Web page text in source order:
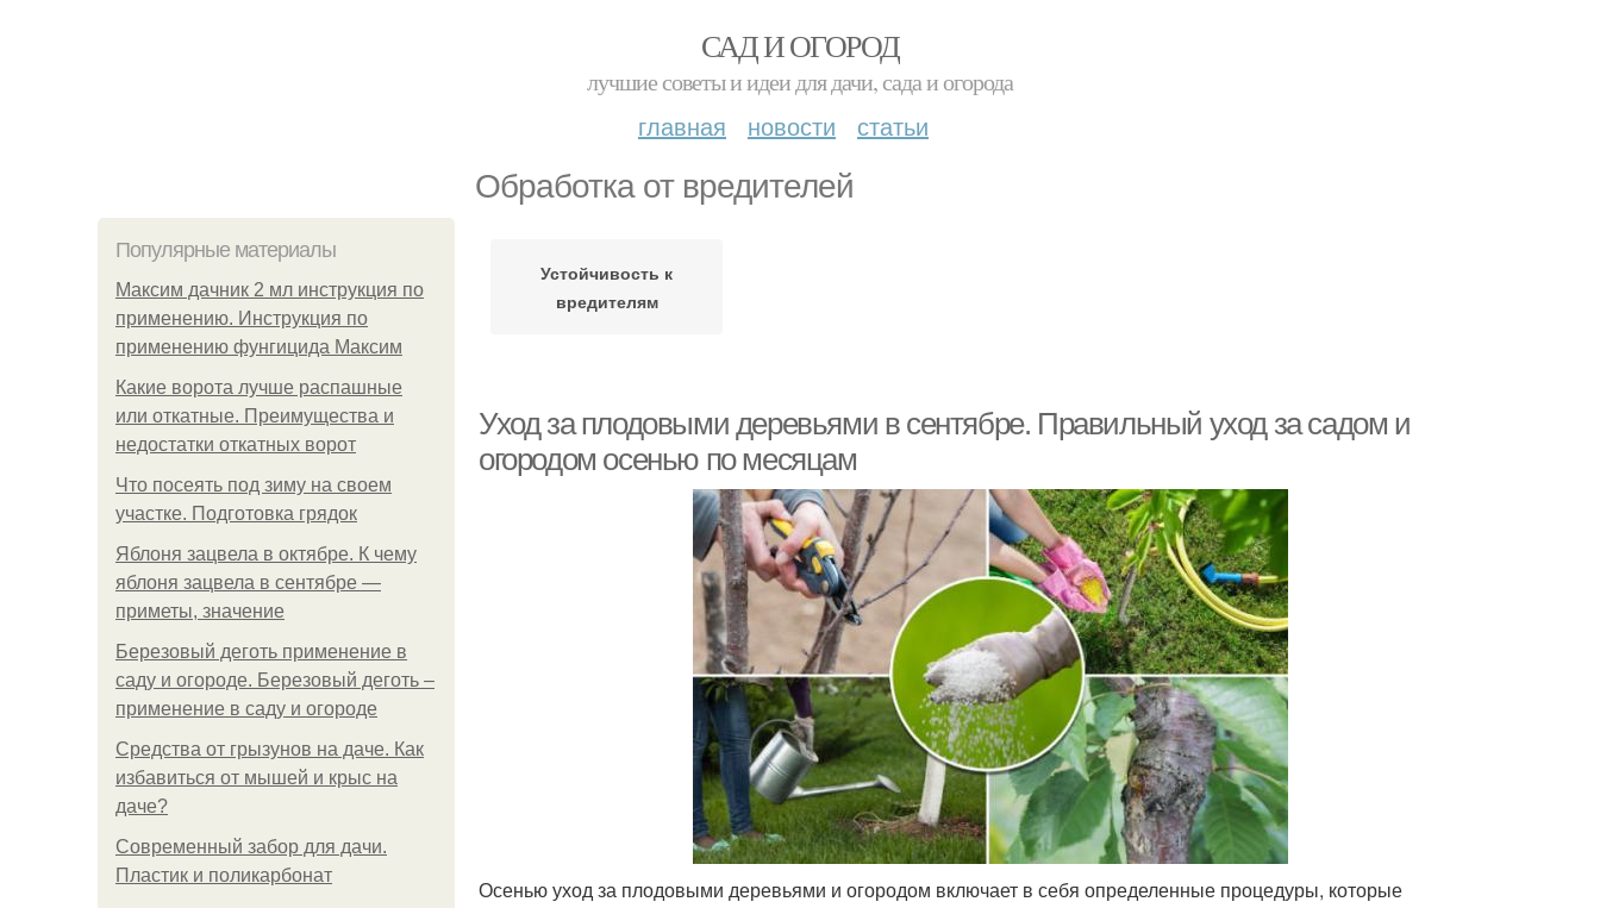
САД И ОГОРОД
лучшие советы и идеи для дачи, сада и огорода
главная новости статьи
Обработка от вредителей
Популярные материалы
Максим дачник 2 мл инструкция по
применению. Инструкция по
применению фунгицида Максим
Какие ворота лучше распашные
или откатные. Преимущества и
недостатки откатных ворот
Что посеять под зиму на своем
участке. Подготовка грядок
Яблоня зацвела в октябре. К чему
яблоня зацвела в сентябре —
приметы, значение
Березовый деготь применение в
саду и огороде. Березовый деготь –
применение в саду и огороде
Средства от грызунов на даче. Как
избавиться от мышей и крыс на
даче?
Современный забор для дачи.
Пластик и поликарбонат
Устойчивость к
вредителям
Уход за плодовыми деревьями в сентябре. Правильный уход за садом и
огородом осенью по месяцам
Осенью уход за плодовыми деревьями и огородом включает в себя определенные процедуры, которые